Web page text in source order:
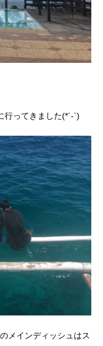
行ってきました(*´-`)
メインディッシュはス